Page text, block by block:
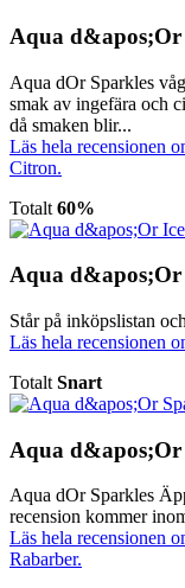
Aqua
Aqua dOr Sparkles
smak av ingefära och
då smaken blir...
Läs hela recensionen
Citron.
Totalt 60%
Aqua d&apos;Or
Står på inköpslistan
Läs hela recensionen
Totalt Snart
Aqua
Aqua dOr Sparkles
recension kommer
Läs hela recensionen
Rabarber.